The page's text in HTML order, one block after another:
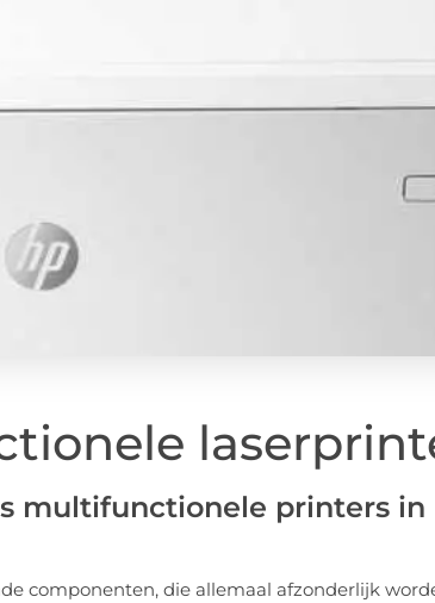
multifunctionele printers in
componenten, die allemaal afzonderlijk